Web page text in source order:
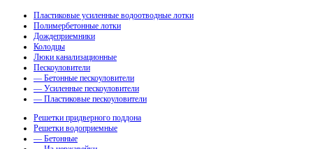
Пластиковые усиленные водоотводные лотки
Полимербетонные лотки
Дождеприемники
Колодцы
Люки канализационные
Пескоуловители
— Бетонные пескоуловители
— Усиленные пескоуловители
— Пластиковые пескоуловители
Решетки придверного поддона
Решетки водоприемные
— Бетонные